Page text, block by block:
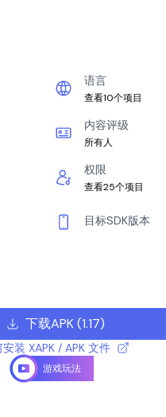
语言
查看10个项目
内容评级
所有人
权限
查看25个项目
目标SDK版本
下载APK(1.17)
安装 XAPK / APK 文件
游戏玩法